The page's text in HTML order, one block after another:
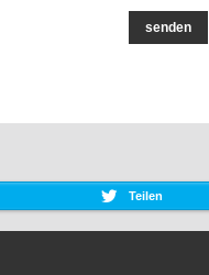
senden
Teilen